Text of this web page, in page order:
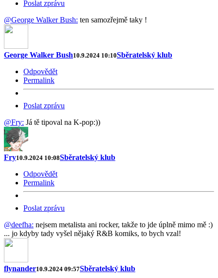
Poslat zprávu
@George Walker Bush: ten samozřejmě taky !
George Walker Bush10.9.2024 10:10Sběratelský klub
Odpovědět
Permalink
Poslat zprávu
@Fry: Já tě tipoval na K-pop:))
Fry10.9.2024 10:08Sběratelský klub
Odpovědět
Permalink
Poslat zprávu
@deefha: nejsem metalista ani rocker, takže to jde úplně mimo mě :)
... jo kdyby tady vyšel nějaký R&B komiks, to bych vzal!
flynander10.9.2024 09:57Sběratelský klub